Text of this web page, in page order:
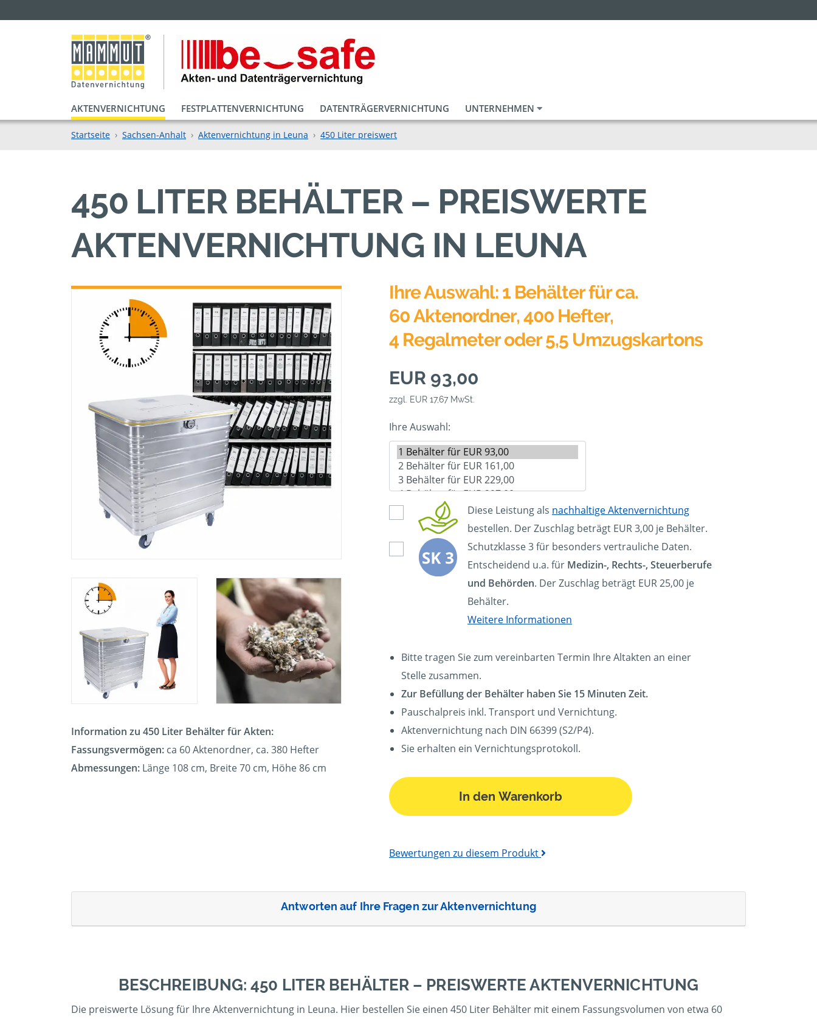
AKTENVERNICHTUNG FESTPLATTENVERNICHTUNG DATENTRÄGERVERNICHTUNG UNTERNEHMEN
Startseite Sachsen-Anhalt Aktenvernichtung in Leuna 450 Liter preiswert
450 LITER BEHÄLTER – PREISWERTE
AKTENVERNICHTUNG IN LEUNA
Information zu 450 Liter Behälter für Akten:
Fassungsvermögen: ca 60Aktenordner, ca. 380 Hefter
Abmessungen: Länge 108 cm, Breite 70 cm, Höhe 86 cm
Ihre Auswahl: 1 Behälter für ca.
60 Aktenordner, 400 Hefter,
4 Regalmeter oder 5,5 Umzugskartons
EUR 93,00
zzgl. EUR 17,67 MwSt.
Ihre Auswahl:
Diese Leistung als nachhaltige Aktenvernichtung
bestellen. Der Zuschlag beträgt EUR 3,00 je Behälter.
Schutzklasse 3 für besonders vertrauliche Daten.
Entscheidend u.a. für Medizin-, Rechts-, Steuerberufe
und Behörden. Der Zuschlag beträgt EUR 25,00 je
Behälter.
Weitere Informationen
Bitte tragen Sie zum vereinbarten Termin Ihre Altakten an einer
Stelle zusammen.
Zur Befüllung der Behälter haben Sie 15 Minuten Zeit.
Pauschalpreis inkl. Transport und Vernichtung.
Aktenvernichtung nach DIN 66399 (S2/P4).
Sie erhalten ein Vernichtungsprotokoll.
In den Warenkorb
Bewertungen zu diesem Produkt
Antworten auf Ihre Fragen zur Aktenvernichtung
BESCHREIBUNG: 450 LITER BEHÄLTER – PREISWERTE AKTENVERNICHTUNG
Die preiswerte Lösung für Ihre Aktenvernichtung in Leuna. Hier bestellen Sie einen 450 Liter Behälter mit einem Fassungsvolumen von etwa 60